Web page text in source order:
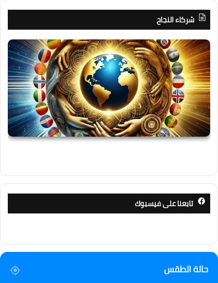
شركاء النجاح
تابعنا على فيسبوك
حالة الطقس